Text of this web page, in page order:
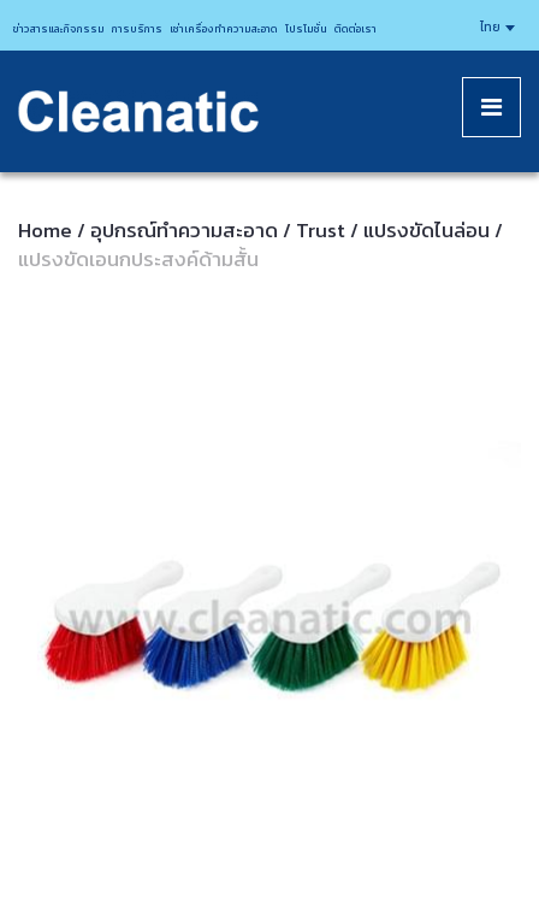
CLEANATICJ
ข่าวสารและกิจกรรม การบริการ เช่าเครื่องทำความสะอาด โปรโมชั่น ติดต่อเรา ไทย
Home / อุปกรณ์ทําความสะอาด / Trust/ แปรงขัดไนล่อน /
แปรงขัดเอนกประสงค์ด้ามสั้น